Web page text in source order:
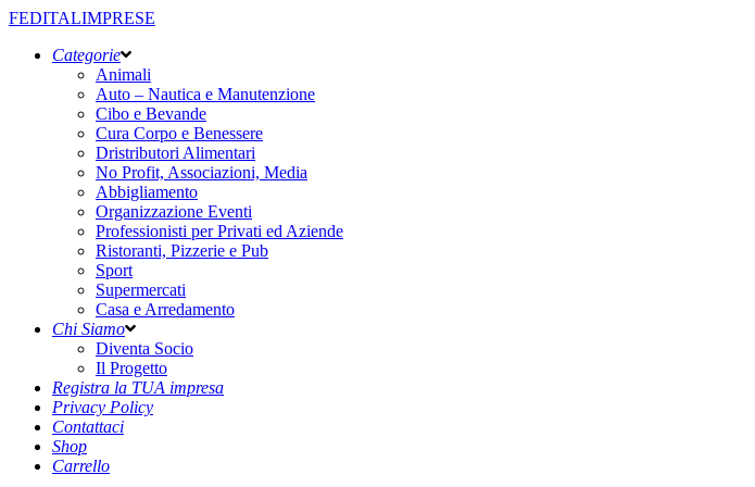
FEDITALIMPRESE
Categorie
Animali
Auto – Nautica e Manutenzione
Cibo e Bevande
Cura Corpo e Benessere
Dristributori Alimentari
No Profit, Associazioni, Media
Abbigliamento
Organizzazione Eventi
Professionisti per Privati ed Aziende
Ristoranti, Pizzerie e Pub
Sport
Supermercati
Casa e Arredamento
Chi Siamo
Diventa Socio
Il Progetto
Registra la TUA impresa
Privacy Policy
Contattaci
Shop
Carrello